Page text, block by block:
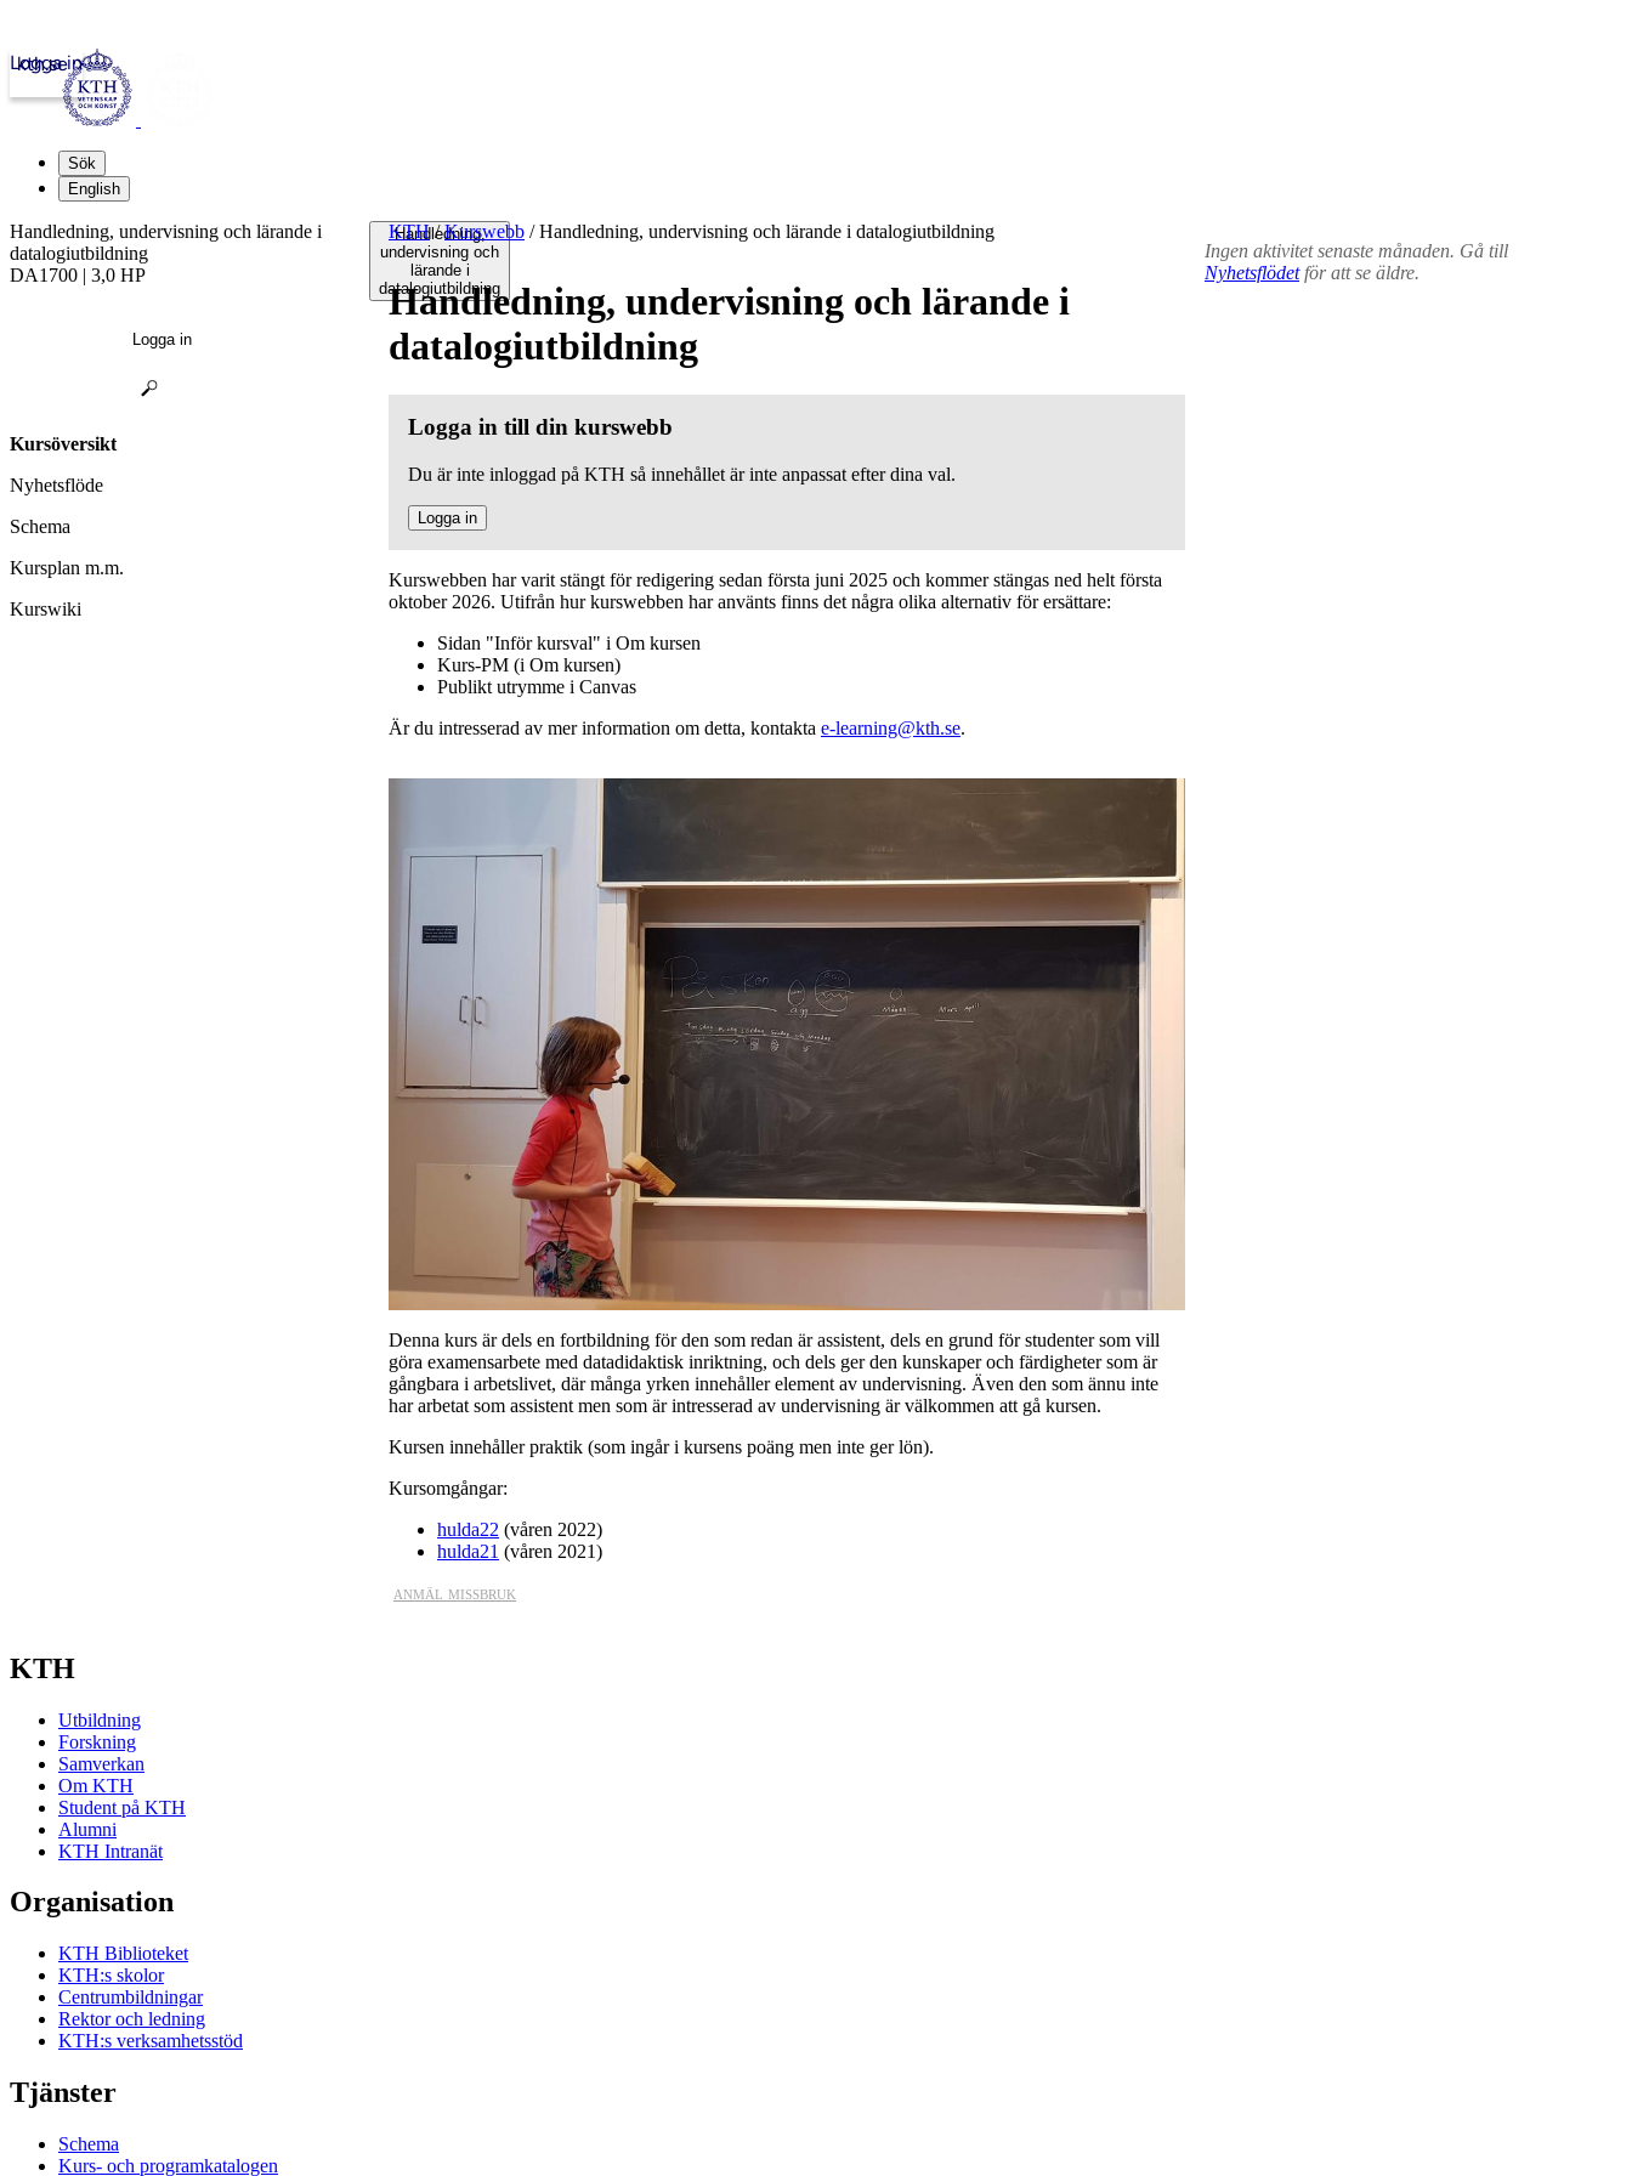
kth.se
Logga in
Sök
English
Handledning,
undervisning och
lärande i
datalogiutbildning
KTH / Kurswebb /Handledning, undervisning och lärande i datalogiutbildning
Handledning, undervisning och lärande i
datalogiutbildning
Logga in till din kurswebb
Du är inte inloggad på KTH så innehållet är inte anpassat efter dina val.
Logga in
Kurswebben har varit stängt för redigering sedan första juni 2025 och kommer stängas ned helt första
oktober 2026. Utifrån hur kurswebben har använts finns det några olika alternativ för ersättare:
Sidan "Inför kursval" i Om kursen
Kurs-PM (i Om kursen)
Publikt utrymme i Canvas
Är du intresserad av mer information om detta, kontakta e-learning@kth.se.
Denna kurs är dels en fortbildning för den som redan är assistent, dels en grund för studenter som vill
göra examensarbete med datadidaktisk inriktning, och dels ger den kunskaper och färdigheter som är
gångbara i arbetslivet, där många yrken innehåller element av undervisning. Även den som ännu inte
har arbetat som assistent men som är intresserad av undervisning är välkommen att gå kursen.
Kursen innehåller praktik (som ingår i kursens poäng men inte ger lön).
Kursomgångar:
hulda22 (våren 2022)
hulda21 (våren 2021)
anmäl missbruk
Ingen aktivitet senaste månaden. Gå till
Nyhetsflödetför att se äldre.
Handledning, undervisning och lärande i
datalogiutbildning
DA1700 | 3,0 HP
Logga in
Kursöversikt
Nyhetsflöde
Schema
Kursplan m.m.
Kurswiki
KTH
Utbildning
Forskning
Samverkan
Om KTH
Student på KTH
Alumni
KTH Intranät
Organisation
KTH Biblioteket
KTH:s skolor
Centrumbildningar
Rektor och ledning
KTH:s verksamhetsstöd
Tjänster
Schema
Kurs- och programkatalogen